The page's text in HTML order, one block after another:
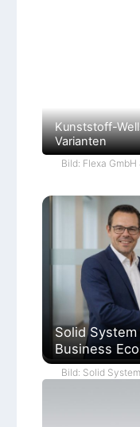
Kunststoff-
Varianten
Bild: Flexa GmbH
Solid
Business
Bild: Solid